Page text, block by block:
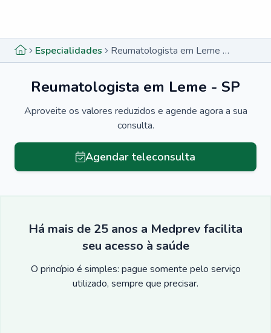
Especialidades Reumatologista em Leme - SP
Reumatologista em Leme - SP
Aproveite os valores reduzidos e agende agora a sua
consulta.
Agendar teleconsulta
Há mais de 25 anos a Medprev facilita
seu acesso à saúde
O princípio é simples: pague somente pelo serviço
utilizado, sempre que precisar.